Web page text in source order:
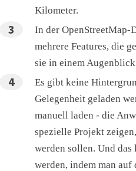
Kilometer.
In der OpenStreetMap-
mehrere Features, die
sie in einem
Es gibt keine
Gelegenheit geladen
manuell laden - die
spezielle Projekt
werden sollen. Und das
werden, indem man auf